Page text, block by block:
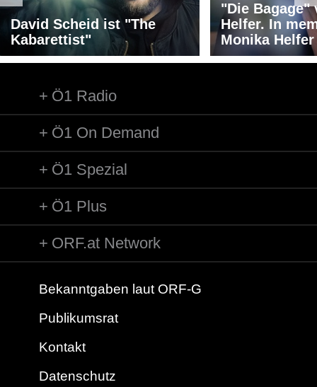
David Scheid ist "The
Kabarettist"
"Die Bagage"
Helfer. In
Monika Helfer
Ö1 Radio
Ö1 On Demand
Ö1 Spezial
Ö1 Plus
ORF.at Network
Bekanntgaben laut ORF-G
Publikumsrat
Kontakt
Datenschutz